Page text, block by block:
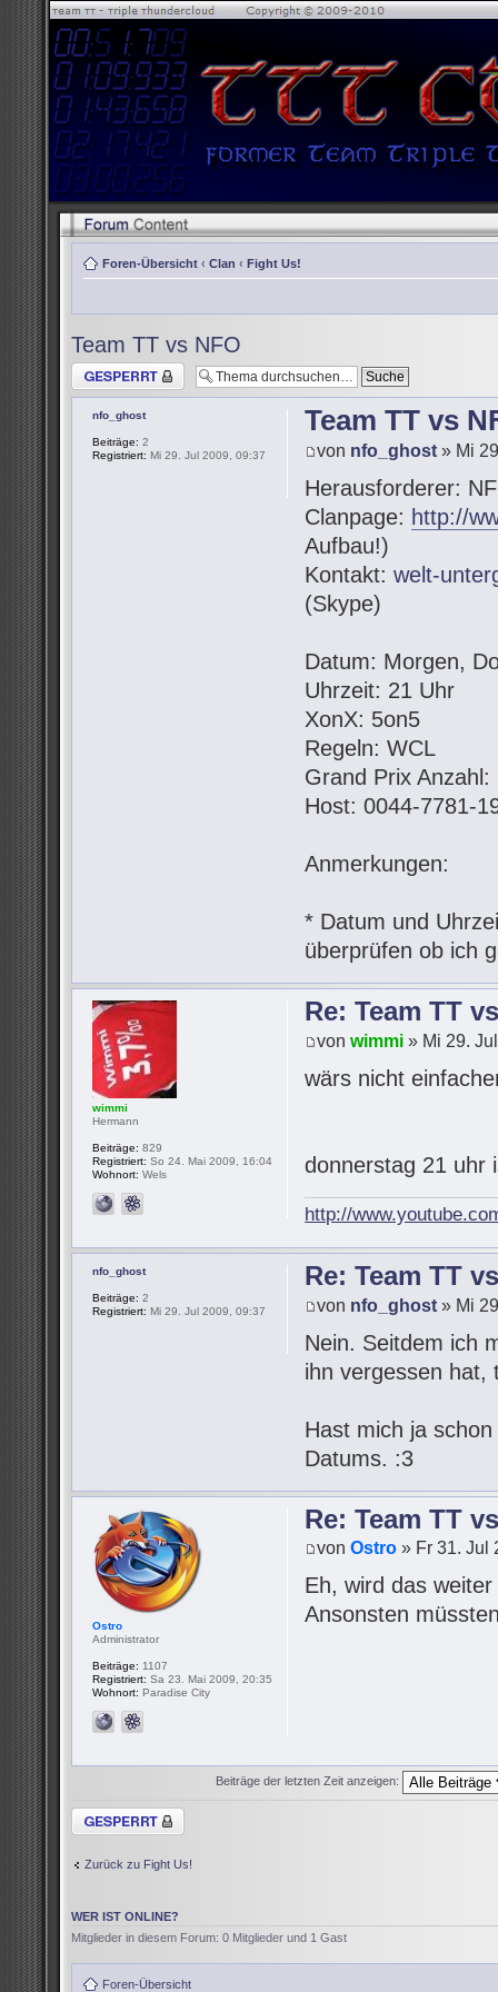
Foren-Übersicht ‹ Clan ‹ Fight Us!
Team TT vs NFO
Thema gesperrt
Team TT vs
von nfo_ghost » Mi
Herausforderer:
Clanpage: http://
Aufbau!)
Kontakt:welt-
(Skype)
Datum: Morgen,
Uhrzeit: 21 Uhr
XonX: 5on5
Regeln: WCL
Grand Prix Anzahl:
Host: 0044-7781-
Anmerkungen:
* Datum und
überprüfen ob ich
nfo_ghost
Beiträge: 2
Registriert: Mi 29. Jul 2009, 09:37
Re: Team TT
vonwimmi » Mi 29.
wärs nicht
donnerstag 21 uhr
http://
wimmi
Hermann
Beiträge: 829
Registriert: So 24. Mai 2009, 16:04
Wohnort: Wels
Re: Team TT
von nfo_ghost » Mi
Nein. Seitdem ich
ihn vergessen
Hast mich ja
Datums. :3
nfo_ghost
Beiträge: 2
Registriert: Mi 29. Jul 2009, 09:37
Re: Team TT
vonOstro » Fr 31. Jul
Eh, wird das
Ansonsten
Ostro
Administrator
Beiträge: 1107
Registriert: Sa 23. Mai 2009, 20:35
Wohnort: Paradise City
Beiträge der letzten Zeit anzeigen:
Thema gesperrt
Zurück zu Fight Us!
WER IST ONLINE?
Mitglieder in diesem Forum: 0 Mitglieder und 1 Gast
Foren-Übersicht